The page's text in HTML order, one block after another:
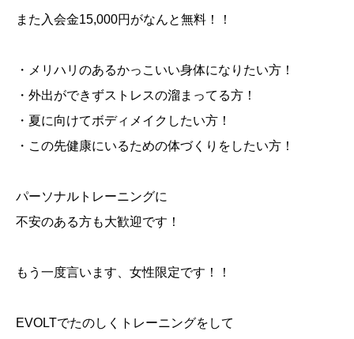
また入会金15,000円がなんと無料！！
・メリハリのあるかっこいい身体になりたい方！
・外出ができずストレスの溜まってる方！
・夏に向けてボディメイクしたい方！
・この先健康にいるための体づくりをしたい方！
パーソナルトレーニングに
不安のある方も大歓迎です！
もう一度言います、女性限定です！！
EVOLTでたのしくトレーニングをして